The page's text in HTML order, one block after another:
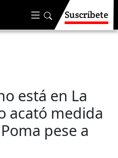
Suscríbete
está en La
acató medida
pese a